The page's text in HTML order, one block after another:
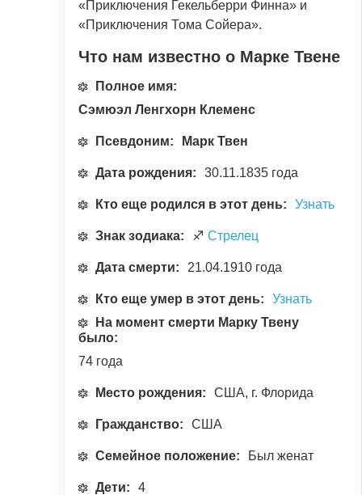
«Приключения Гекельберри Финна» и
«Приключения Тома Сойера».
Что нам известно о Марке Твене
Полное имя:
Сэмюэл Ленгхорн Клеменс
Псевдоним: Марк Твен
Дата рождения: 30.11.1835 года
Кто еще родился в этот день: Узнать
Знак зодиака: ♐ Стрелец
Дата смерти: 21.04.1910 года
Кто еще умер в этот день:
Узнать
На момент смерти Марку Твену
было:
74 года
Место рождения: США, г. Флорида
Гражданство: США
Семейное положение: Был женат
Дети: 4